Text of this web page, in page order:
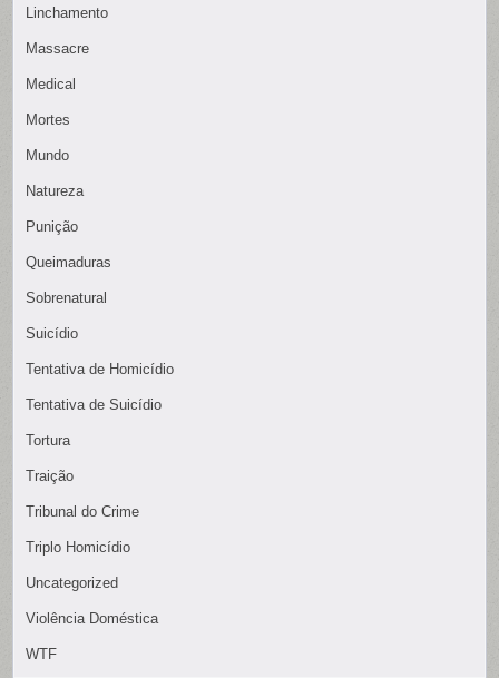
Linchamento
Massacre
Medical
Mortes
Mundo
Natureza
Punição
Queimaduras
Sobrenatural
Suicídio
Tentativa de Homicídio
Tentativa de Suicídio
Tortura
Traição
Tribunal do Crime
Triplo Homicídio
Uncategorized
Violência Doméstica
WTF